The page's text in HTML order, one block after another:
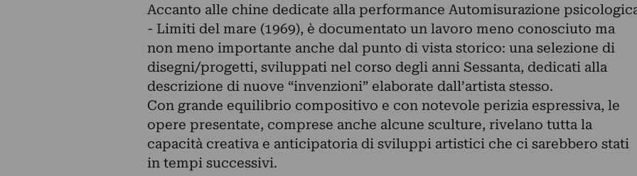
Accanto alle chine dedicate alla performance Automisurazione
- Limiti del mare (1969), è documentato un lavoro meno conosciuto ma
non meno importante anche dal punto di vista storico: una selezione di
disegni/progetti, sviluppati nel corso degli anni Sessanta, dedicati alla
descrizione di nuove “invenzioni” elaborate dall’artista stesso.
Con grande equilibrio compositivo e con notevole perizia espressiva, le
opere presentate, comprese anche alcune sculture, rivelano tutta la
capacità creativa e anticipatoria di sviluppi artistici che ci sarebbero stati
in tempi successivi.